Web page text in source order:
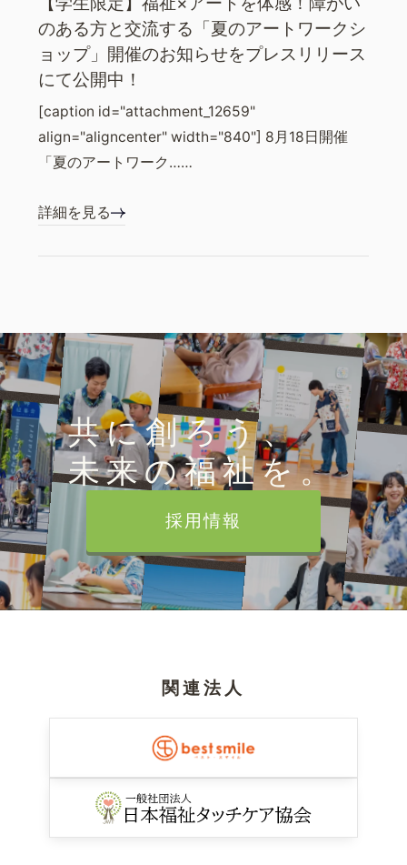
のある方と交流する「夏のアートワークシ
ョップ」開催のお知らせをプレスリリース
にて公開中！
[caption id="attachment_12659"
align="aligncenter" width="840"] 8月18日開催
「夏のアートワーク……
詳細を見る
共に創ろう、
未来の福祉を。
採用情報
関連法人